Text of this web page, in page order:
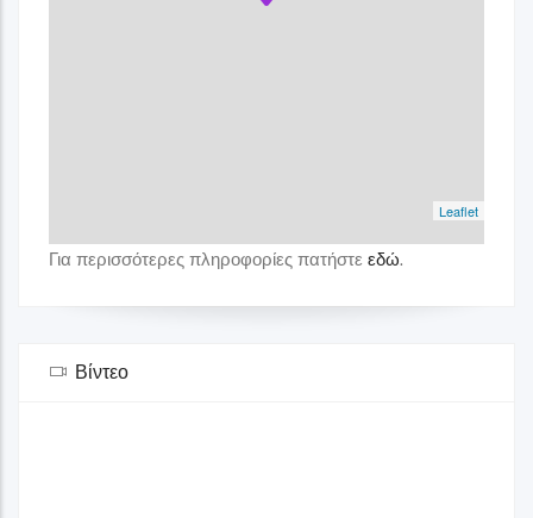
Leaflet
Για περισσότερες πληροφορίες πατήστε εδώ.
Βίντεο